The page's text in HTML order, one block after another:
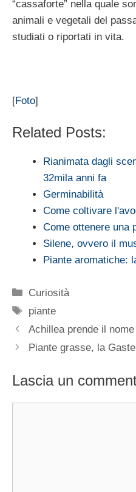
“cassaforte” nella quale
animali e vegetali del
studiati o riportati in vita.
[Foto]
Related Posts:
Rianimata dagli
32mila anni fa
Germinabilità
Come coltivare
Come ottenere una
Silene, ovvero il
Piante aromatiche:
Categorie
Curiosità
Tag
piante
Achillea prende il
Piante grasse, la
Lascia un